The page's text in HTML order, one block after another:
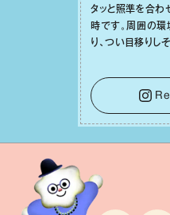
タッと照準を合わ
時です。周囲の環
り、つい⽬移りし
をそっと⼿放し、
しょう。そのブレ
って有意義で安
す。